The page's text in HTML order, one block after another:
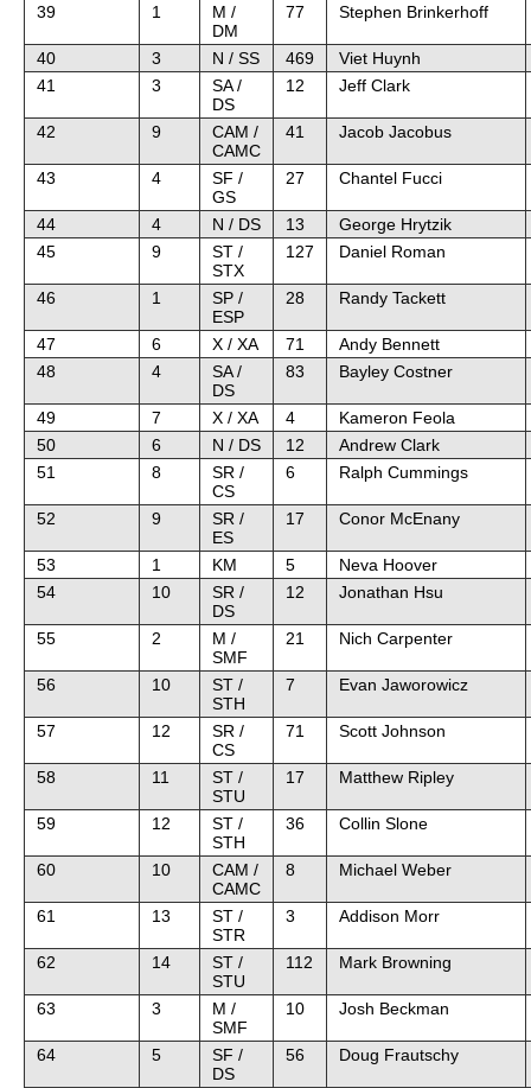
39
1
M /
DM
77 Stephen Brinkerhoff
40 3 N / SS 469
Viet Huynh
41
3
SA /
DS
12 Jeff Clark
42 9
CAM /
CAMC
41 Jacob Jacobus
43 4
SF /
GS
27 Chantel Fucci
44 4 N / DS 13
George Hrytzik
45
9
ST /
STX
127 Daniel Roman
46 1
SP /
ESP
28 Randy Tackett
47 6 X / XA 71
Andy Bennett
48
4
SA /
DS
83 Bayley Costner
49 7 X / XA 4
Kameron Feola
50
6 N / DS 12
Andrew Clark
51
8
SR /
CS
6 Ralph Cummings
52 9
SR /
ES
17 Conor McEnany
53 1 KM 5
Neva Hoover
54
10
SR /
DS
12 Jonathan Hsu
55 2
M /
SMF
21 Nich Carpenter
56 10
ST /
STH
7 Evan Jaworowicz
57 12
SR /
CS
71 Scott Johnson
58 11
ST /
STU
17 Matthew Ripley
59 12
ST /
STH
36 Collin Slone
60 10
CAM /
CAMC
8 Michael Weber
61 13
ST /
STR
3 Addison Morr
62 14
ST /
STU
112 Mark Browning
63 3
M /
SMF
10 Josh Beckman
64 5
SF /
DS
56 Doug Frautschy